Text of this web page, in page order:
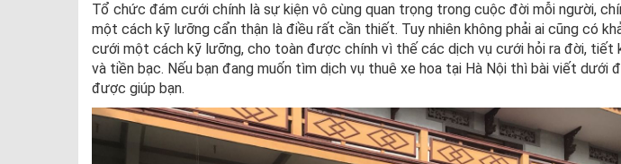
Tổ chức đám cưới chính là sự kiện vô cùng quan trọng trong cuộc đời mỗi người,
một cách kỹ lưỡng cẩn thận là điều rất cần thiết. Tuy nhiên không phải ai cũng có
cưới một cách kỹ lưỡng, cho toàn được chính vì thế các dịch vụ cưới hỏi ra đời, tiết
và tiền bạc. Nếu bạn đang muốn tìm dịch vụ thuê xe hoa tại Hà Nội thì bài viết dưới
được giúp bạn.